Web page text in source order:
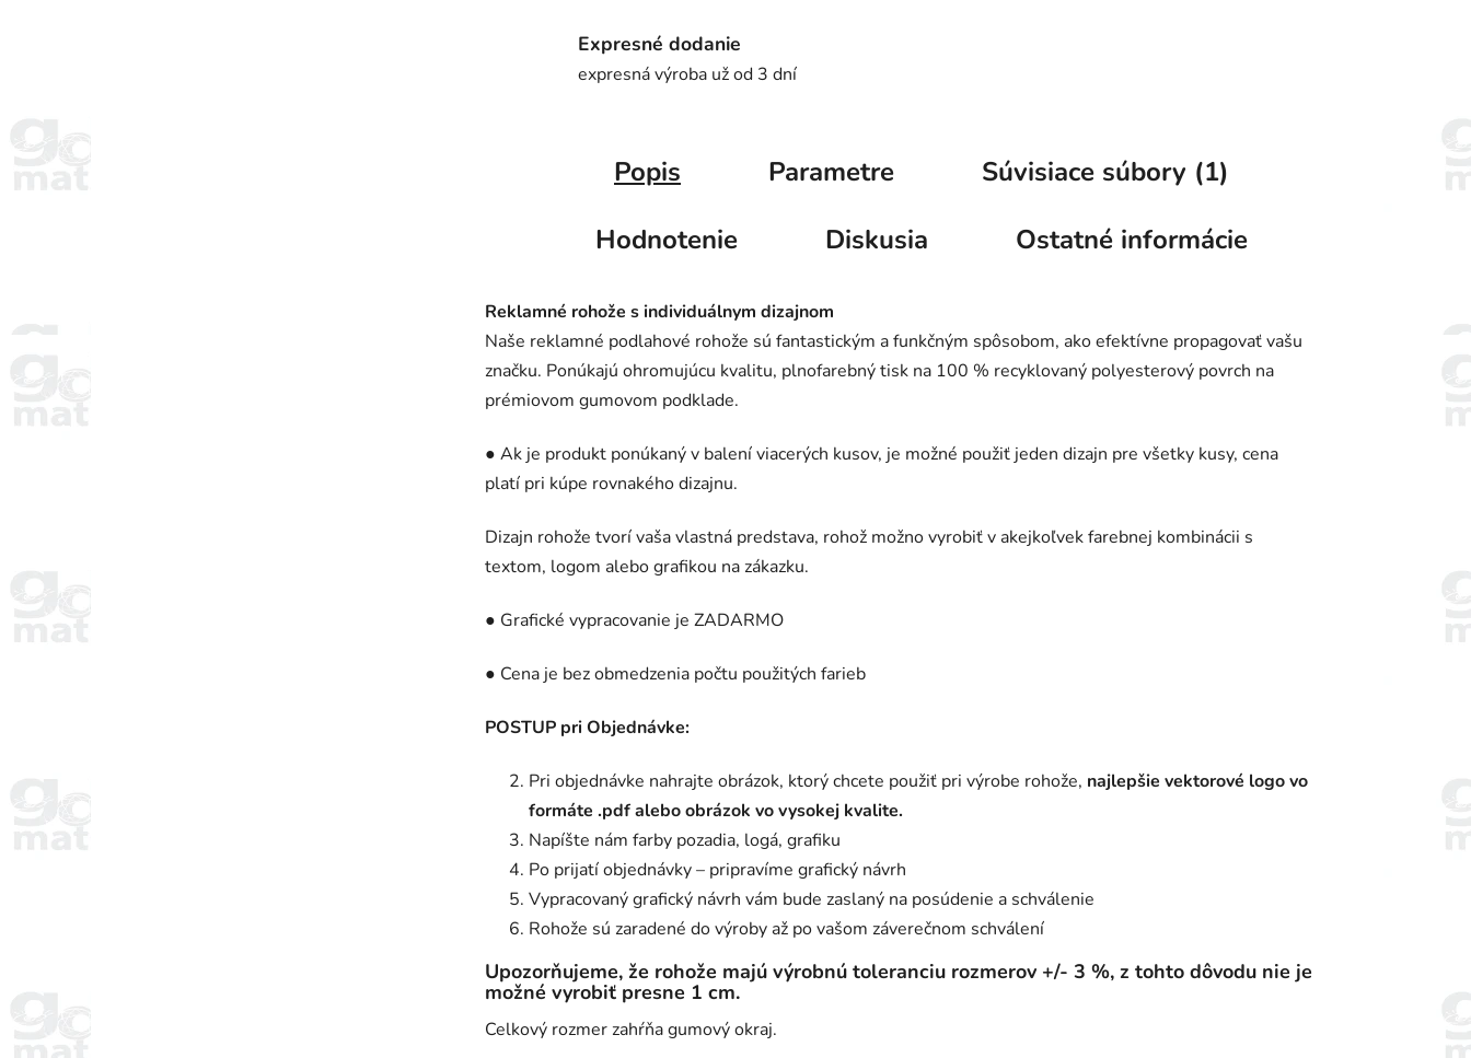
Expresné dodanie
expresná výroba už od 3 dní
Popis Parametre
Súvisiace súbory (1)
Hodnotenie
Diskusia Ostatné informácie
Reklamné rohože s individuálnym dizajnom
Naše reklamné podlahové rohože sú fantastickým a funkčným spôsobom, ako efektívne propagovať vašu
značku. Ponúkajú ohromujúcu kvalitu, plnofarebný tisk na 100 % recyklovaný polyesterový povrch na
prémiovom gumovom podklade.
● Ak je produkt ponúkaný v balení viacerých kusov, je možné použiť jeden dizajn pre všetky kusy, cena
platí pri kúpe rovnakého dizajnu.
Dizajn rohože tvorí vaša vlastná predstava, rohož možno vyrobiť v akejkoľvek farebnej kombinácii s
textom, logom alebo grafikou na zákazku.
● Grafické vypracovanie je ZADARMO
● Cena je bez obmedzenia počtu použitých farieb
POSTUP pri Objednávke:
Pri objednávke nahrajte obrázok, ktorý chcete použiť pri výrobe rohože, najlepšie vektorové logo vo
formáte .pdf alebo obrázok vo vysokej kvalite.
Napíšte nám farby pozadia, logá, grafiku
Po prijatí objednávky – pripravíme grafický návrh
Vypracovaný grafický návrh vám bude zaslaný na posúdenie a schválenie
Rohože sú zaradené do výroby až po vašom záverečnom schválení
Upozorňujeme, že rohože majú výrobnú toleranciu rozmerov +/- 3 %, z tohto dôvodu nie je
možné vyrobiť presne 1 cm.
Celkový rozmer zahŕňa gumový okraj.